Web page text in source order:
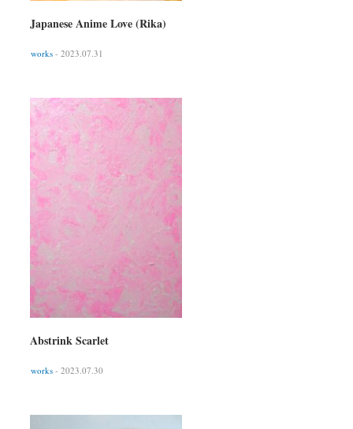
Japanese Anime Love (Rika)
works - 2023.07.31
Abstrink Scarlet
works - 2023.07.30